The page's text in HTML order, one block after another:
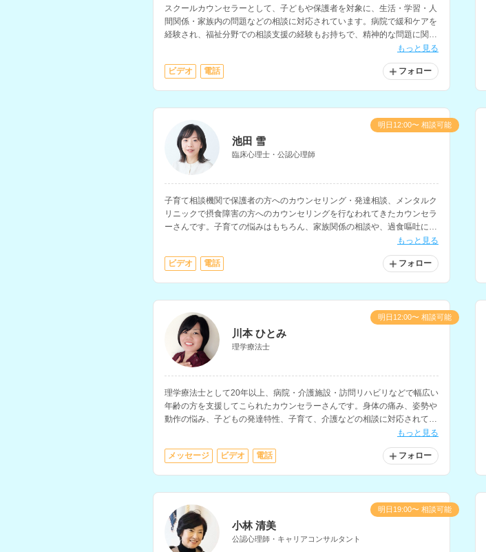
スクールカウンセラーとして、子どもや保護者を対象に、生活・学習・人
間関係・家族内の問題などの相談に対応されています。病院で緩和ケアを
経験され、福祉分野での相談支援の経験もお持ちで、精神的な問題に関す
もっと見る
ビデオ 電話 フォロー
池田 雪
臨床心理士・公認心理師
子育て相談機関で保護者の方へのカウンセリング・発達相談、メンタルク
リニックで摂食障害の方へのカウンセリングを行なわれてきたカウンセラ
ーさんです。子育ての悩みはもちろん、家族関係の相談や、過食嘔吐に関
もっと見る
ビデオ 電話 フォロー
明日12:00〜 相談可能
川本 ひとみ
理学療法士
理学療法士として20年以上、病院・介護施設・訪問リハビリなどで幅広い
年齢の方を支援してこられたカウンセラーさんです。身体の痛み、姿勢や
動作の悩み、子どもの発達特性、子育て、介護などの相談に対応されてい
もっと見る
メッセージ ビデオ 電話 フォロー
明日12:00〜 相談可能
小林 清美
公認心理師・キャリアコンサルタント
明日19:00〜 相談可能